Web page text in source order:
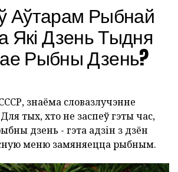
Аўтарам Рыбнай
Які Дзень Тыдня
Рыбны Дзень?
знаёма словазлучэнне
тых, хто не заспеў гэты час,
дзень - гэта адзін з дзён
меню замяняецца рыбным.